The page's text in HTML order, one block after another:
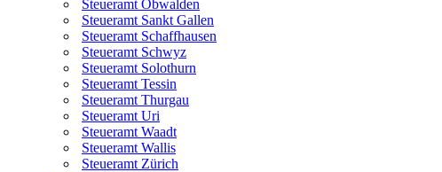
Steueramt Obwalden
Steueramt Sankt Gallen
Steueramt Schaffhausen
Steueramt Schwyz
Steueramt Solothurn
Steueramt Tessin
Steueramt Thurgau
Steueramt Uri
Steueramt Waadt
Steueramt Wallis
Steueramt Zürich